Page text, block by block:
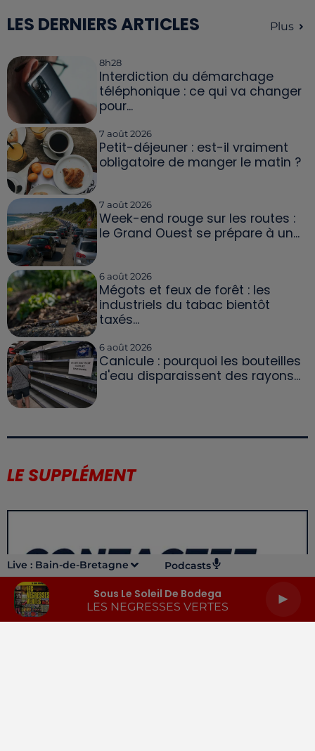
Live : Bain-de-Bretagne Podcasts
Sous Le Soleil De Bodega
LES NEGRESSES VERTES
LES DERNIERS ARTICLES Plus
8h28
Interdiction du démarchage
téléphonique : ce qui va changer
pour...
7 août 2026
Petit-déjeuner : est-il vraiment
obligatoire de manger le matin ?
7 août 2026
Week-end rouge sur les routes :
le Grand Ouest se prépare à un...
6 août 2026
Mégots et feux de forêt : les
industriels du tabac bientôt
taxés...
6 août 2026
Canicule : pourquoi les bouteilles
d'eau disparaissent des rayons...
LE SUPPLÉMENT